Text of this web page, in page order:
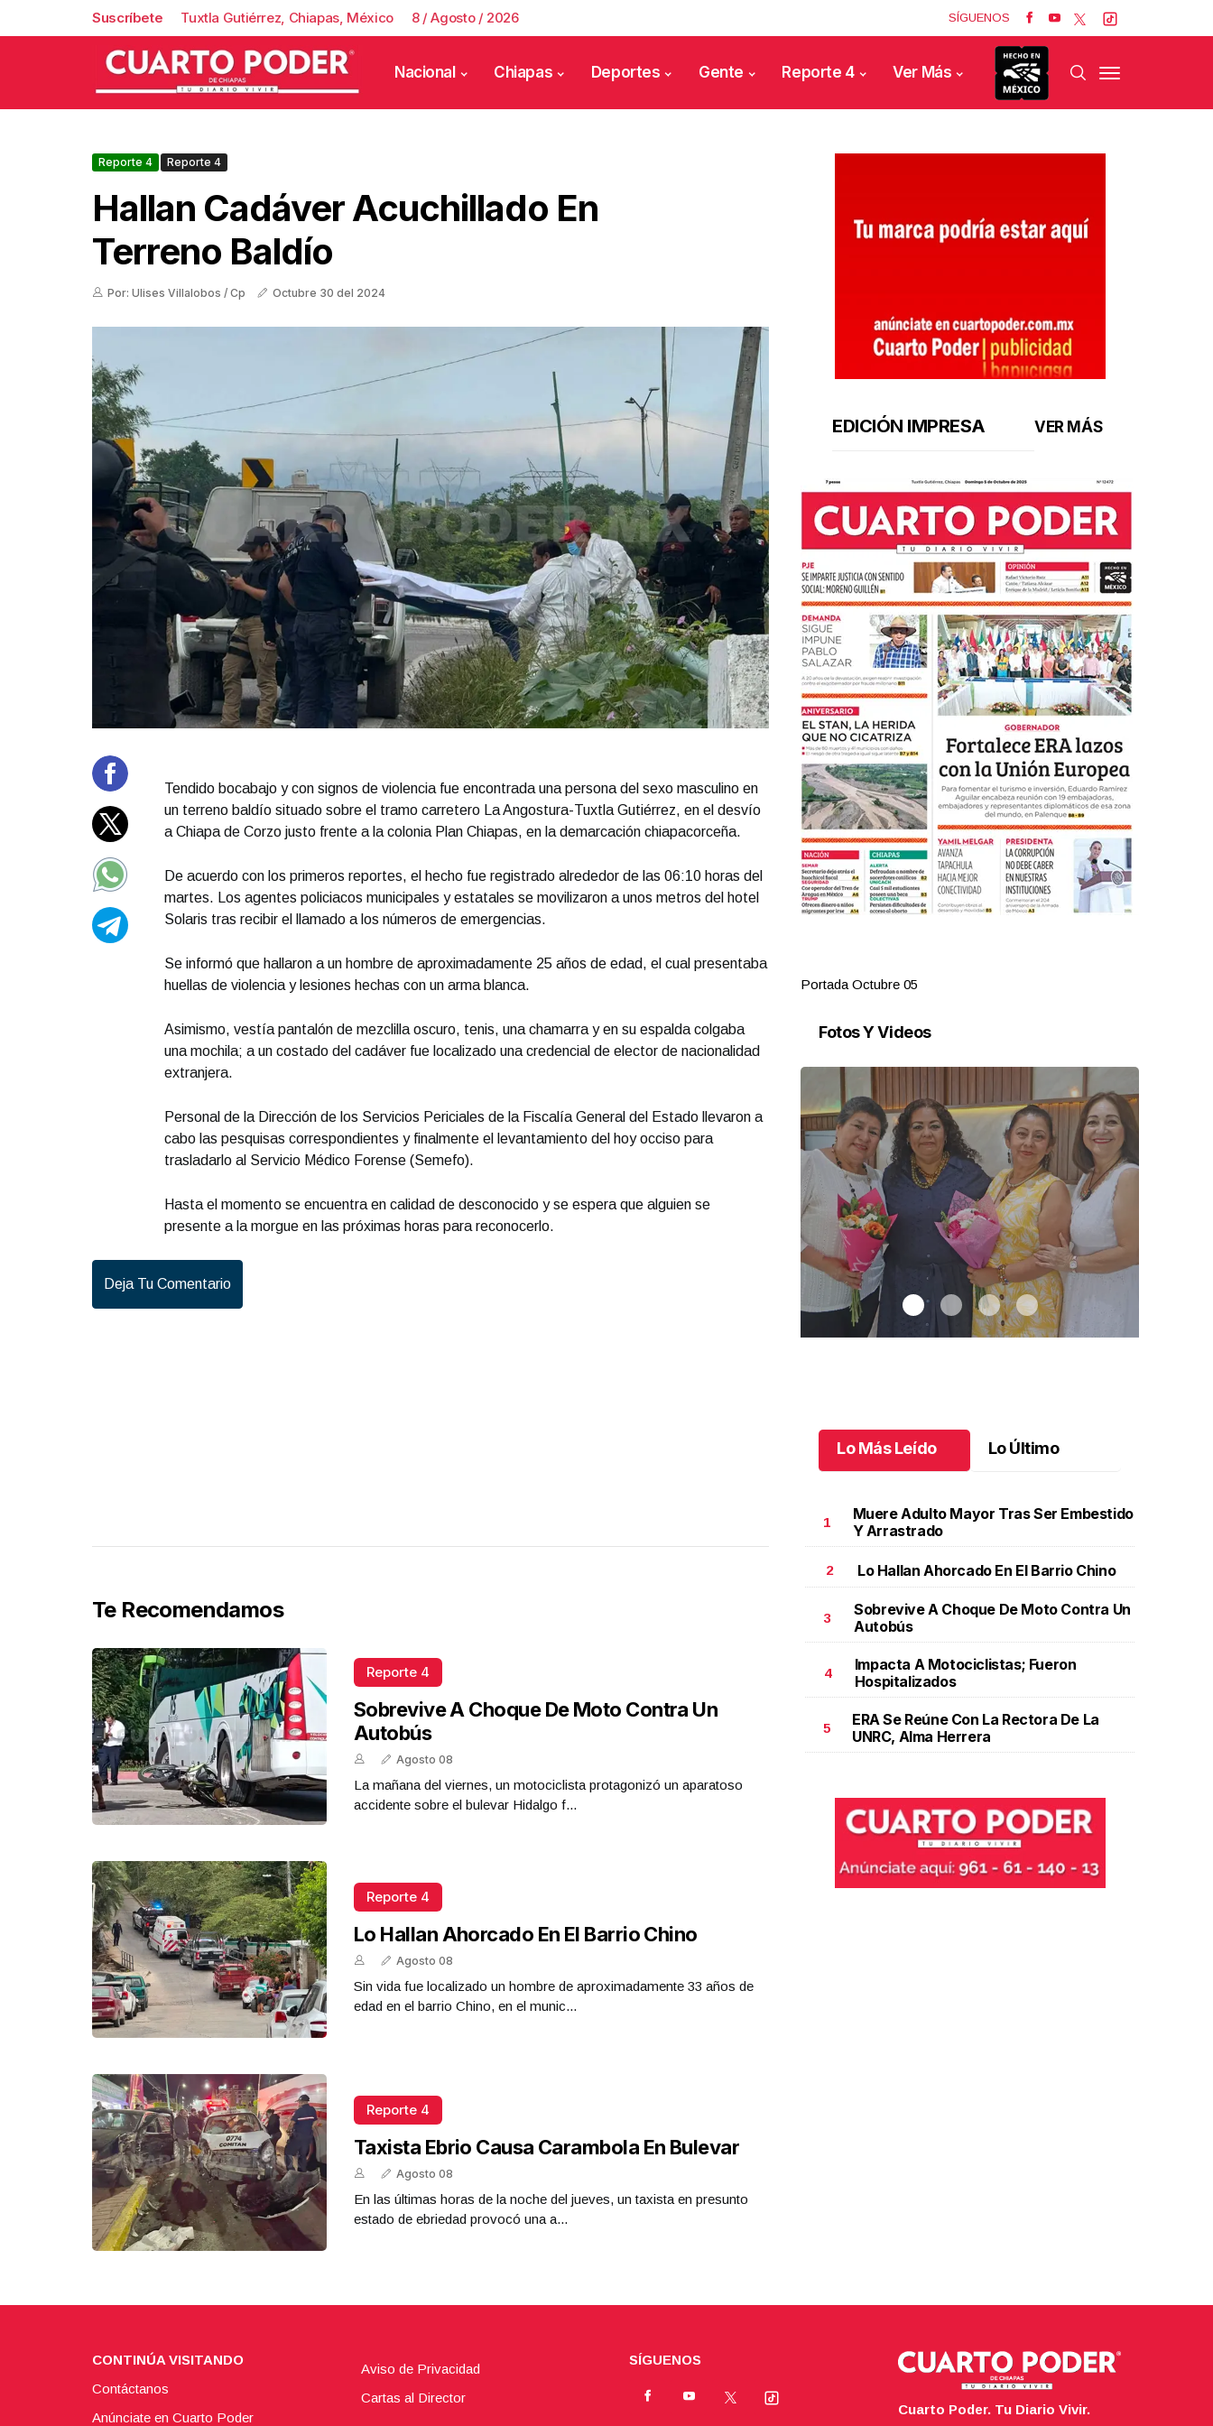
Suscríbete Tuxtla Gutiérrez, Chiapas, México 8 / Agosto / 2026 SÍGUENOS
Nacional Chiapas Deportes Gente Reporte 4 Ver Más
Reporte 4 Reporte 4
Hallan Cadáver Acuchillado En
Terreno Baldío
Por: Ulises Villalobos / Cp Octubre 30 del 2024
Tendido bocabajo y con signos de violencia fue encontrada una persona del sexo masculino en
un terreno baldío situado sobre el tramo carretero La Angostura-Tuxtla Gutiérrez, en el desvío
a Chiapa de Corzo justo frente a la colonia Plan Chiapas, en la demarcación chiapacorceña.
De acuerdo con los primeros reportes, el hecho fue registrado alrededor de las 06:10 horas del
martes. Los agentes policiacos municipales y estatales se movilizaron a unos metros del hotel
Solaris tras recibir el llamado a los números de emergencias.
Se informó que hallaron a un hombre de aproximadamente 25 años de edad, el cual presentaba
huellas de violencia y lesiones hechas con un arma blanca.
Asimismo, vestía pantalón de mezclilla oscuro, tenis, una chamarra y en su espalda colgaba
una mochila; a un costado del cadáver fue localizado una credencial de elector de nacionalidad
extranjera.
Personal de la Dirección de los Servicios Periciales de la Fiscalía General del Estado llevaron a
cabo las pesquisas correspondientes y finalmente el levantamiento del hoy occiso para
trasladarlo al Servicio Médico Forense (Semefo).
Hasta el momento se encuentra en calidad de desconocido y se espera que alguien se
presente a la morgue en las próximas horas para reconocerlo.
Deja Tu Comentario
Te Recomendamos
Reporte 4
Sobrevive A Choque De Moto Contra Un
Autobús
Agosto 08
La mañana del viernes, un motociclista protagonizó un aparatoso
accidente sobre el bulevar Hidalgo f...
Reporte 4
Lo Hallan Ahorcado En El Barrio Chino
Agosto 08
Sin vida fue localizado un hombre de aproximadamente 33 años de
edad en el barrio Chino, en el munic...
Reporte 4
Taxista Ebrio Causa Carambola En Bulevar
Agosto 08
En las últimas horas de la noche del jueves, un taxista en presunto
estado de ebriedad provocó una a...
EDICIÓN IMPRESA VER MÁS
Portada Octubre 02 Portada Octubre 05
Fotos Y Videos
Una emotiva jubilación en educación especial. Una
emotiva jubilación en educación especial
Octubre 04 l
Lo Más Leído Lo Último
1
Muere Adulto Mayor Tras Ser Embestido
Y Arrastrado
2 Lo Hallan Ahorcado En El Barrio Chino
3
Sobrevive A Choque De Moto Contra Un
Autobús
4
Impacta A Motociclistas; Fueron
Hospitalizados
5
ERA Se Reúne Con La Rectora De La
UNRC, Alma Herrera
CONTINÚA VISITANDO
Contáctanos
Anúnciate en Cuarto Poder
Aviso de Privacidad
Cartas al Director
SÍGUENOS
Cuarto Poder. Tu Diario Vivir.